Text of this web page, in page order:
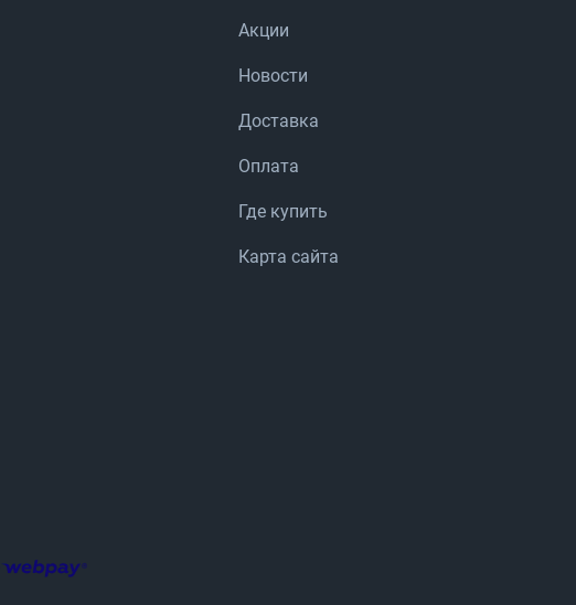
Акции
Новости
Доставка
Оплата
Где купить
Карта сайта